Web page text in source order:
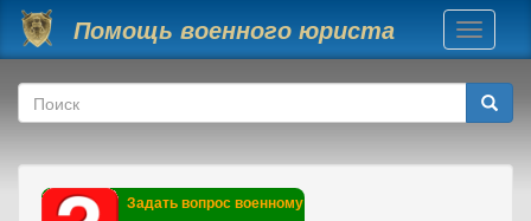
Перейти к основному содержанию
Помощь военного юриста
Toggle
Форма поиска
Поиск
Задать вопрос военному